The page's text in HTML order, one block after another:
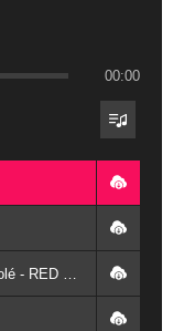
00:00